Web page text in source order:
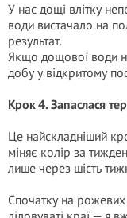
У нас дощі влітку
води вистачало на
результат.
Якщо дощової води
добу у відкритому
Крок 4. Запаслася
Це найскладніший
міняє колір за
лише через шість
Спочатку на рожевих